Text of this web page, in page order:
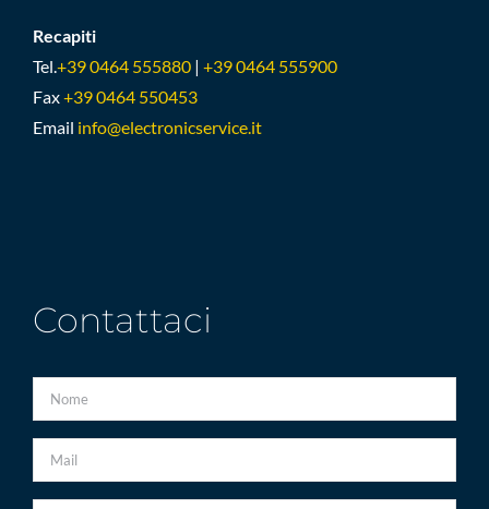
Recapiti
Tel.+39 0464 555880 | +39 0464 555900
Fax+39 0464 550453
Email info@electronicservice.it
Contattaci